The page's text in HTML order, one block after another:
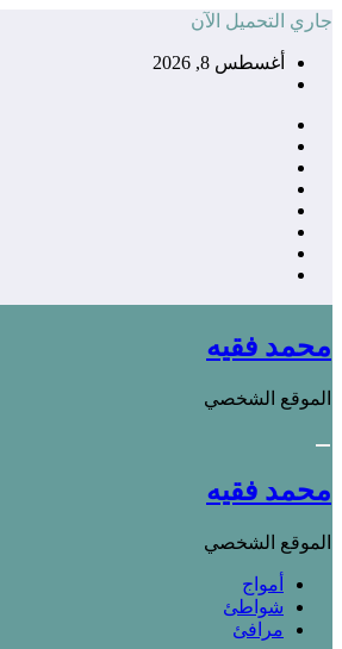
التجاوز
المحتوى
جاري التحميل الآن
أغسطس 8, 2026
محمد فقيه
الموقع الشخصي
محمد فقيه
الموقع الشخصي
أمواج
شواطئ
مرافئ